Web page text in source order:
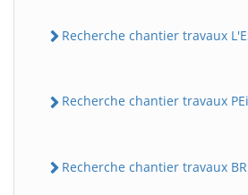
Recherche chantier travaux
Recherche chantier travaux
Recherche chantier travaux